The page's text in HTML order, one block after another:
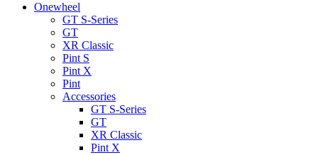
Onewheel
GT S-Series
GT
XR Classic
Pint S
Pint X
Pint
Accessories
GT S-Series
GT
XR Classic
Pint X